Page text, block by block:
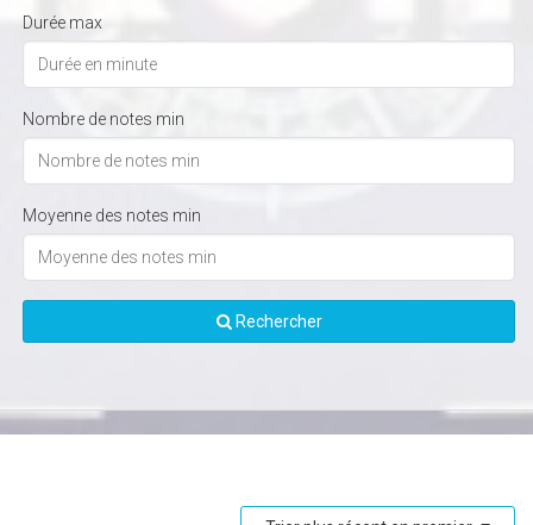
Durée max
Nombre de notes min
Moyenne des notes min
Rechercher